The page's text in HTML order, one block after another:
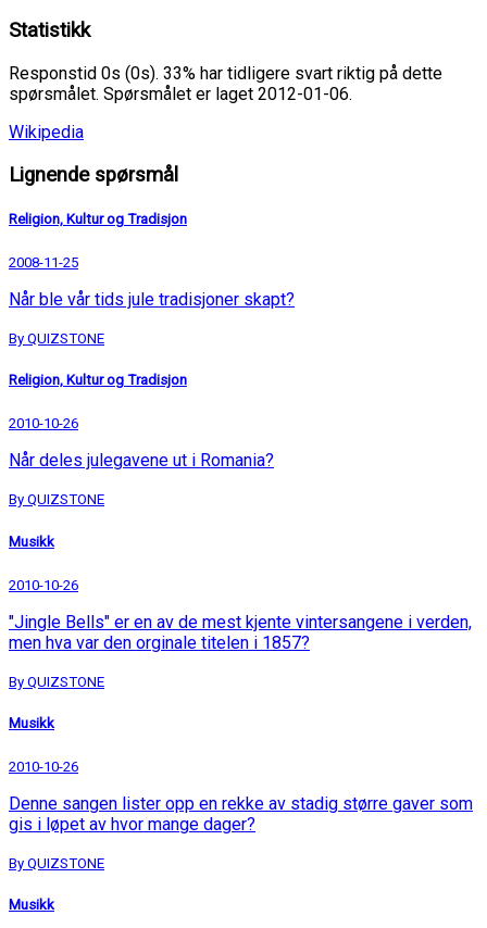
Statistikk
Responstid 0s (0s). 33% har tidligere svart riktig på dette
spørsmålet. Spørsmålet er laget 2012-01-06.
Wikipedia
Lignende spørsmål
Religion, Kultur og Tradisjon
2008-11-25
Når ble vår tids jule tradisjoner skapt?
By QUIZSTONE
Religion, Kultur og Tradisjon
2010-10-26
Når deles julegavene ut i Romania?
By QUIZSTONE
Musikk
2010-10-26
"Jingle Bells" er en av de mest kjente vintersangene i verden,
men hva var den orginale titelen i 1857?
By QUIZSTONE
Musikk
2010-10-26
Denne sangen lister opp en rekke av stadig større gaver som
gis i løpet av hvor mange dager?
By QUIZSTONE
Musikk